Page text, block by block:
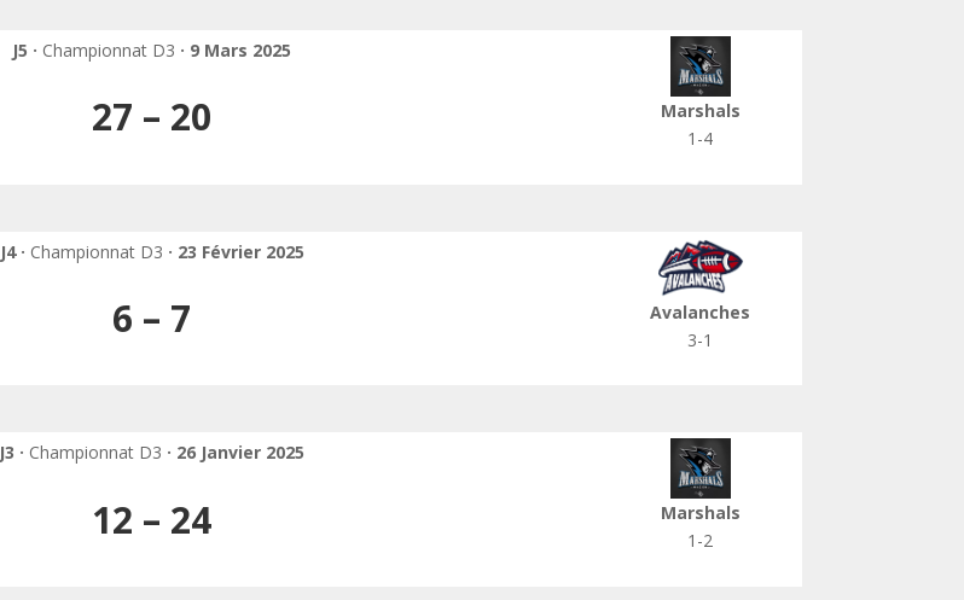
J5 · Championnat D3 · 9 Mars 2025
27 – 20
Marshals
1-4
J4 · Championnat D3 · 23 Février 2025
6 – 7
Avalanches
3-1
J3 · Championnat D3 · 26 Janvier 2025
12 – 24
Marshals
1-2